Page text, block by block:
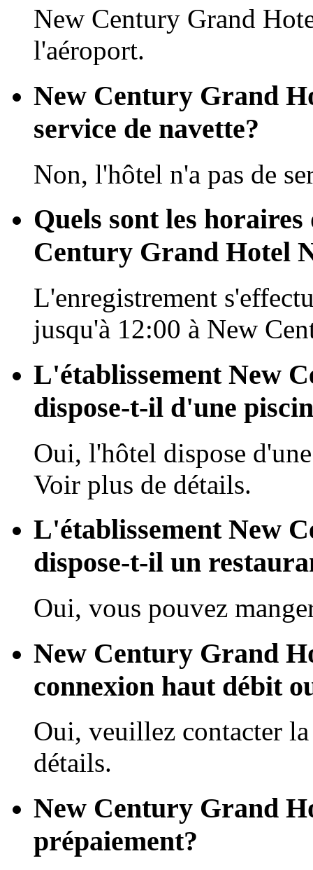
New Century Grand
l'aéroport.
New Century Grand
service de navette?
Non, l'hôtel n'a pas de
Quels sont les
Century Grand Hotel
L'enregistrement
jusqu'à 12:00 à New
L'établissement New
dispose-t-il d'une
Oui, l'hôtel dispose
Voir plus de détails.
L'établissement New
dispose-t-il un
Oui, vous pouvez
New Century Grand
connexion haut débit
Oui, veuillez contacter
détails.
New Century Grand
prépaiement?